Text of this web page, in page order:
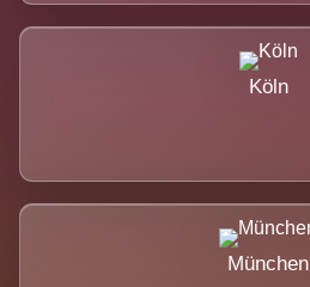
Köln
München